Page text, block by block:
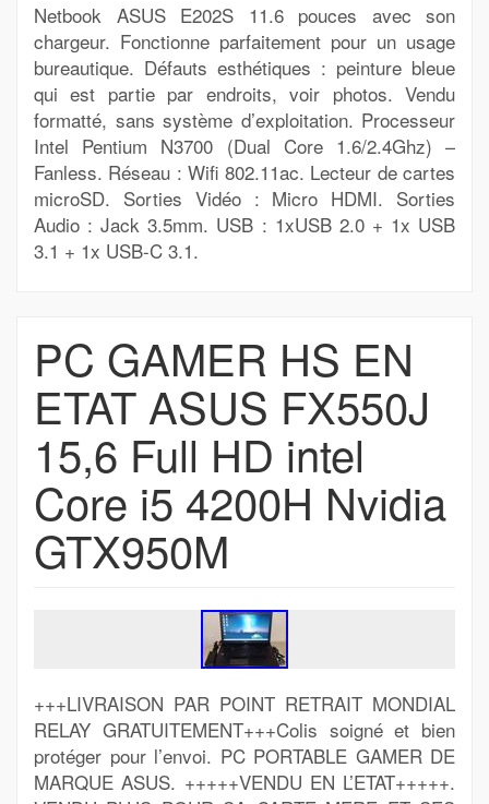
Netbook ASUS E202S 11.6 pouces avec son
chargeur. Fonctionne parfaitement pour un usage
bureautique. Défauts esthétiques : peinture bleue
qui est partie par endroits, voir photos. Vendu
formatté, sans système d’exploitation. Processeur
Intel Pentium N3700 (Dual Core 1.6/2.4Ghz) –
Fanless. Réseau : Wifi 802.11ac. Lecteur de cartes
microSD. Sorties Vidéo : Micro HDMI. Sorties
Audio : Jack 3.5mm. USB : 1xUSB 2.0 + 1x USB
3.1 + 1x USB-C 3.1.
PC GAMER HS EN
ETAT ASUS FX550J
15,6 Full HD intel
Core i5 4200H Nvidia
GTX950M
+++LIVRAISON PAR POINT RETRAIT MONDIAL
RELAY GRATUITEMENT+++Colis soigné et bien
protéger pour l’envoi. PC PORTABLE GAMER DE
MARQUE ASUS. +++++VENDU EN L’ETAT+++++.